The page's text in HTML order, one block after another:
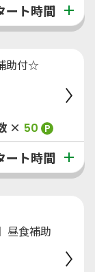
ート時間
助付☆
× 50 P
ート時間
昼食補助